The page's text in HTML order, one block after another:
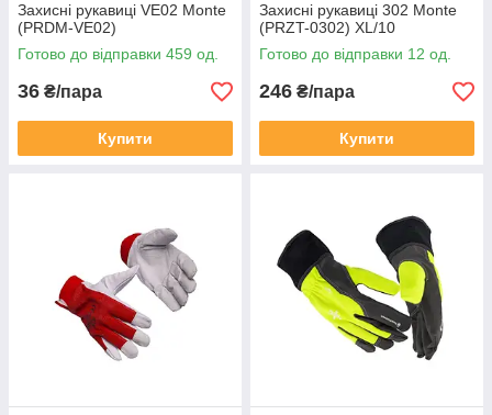
Захисні рукавиці VE02 Monte
(PRDM-VE02)
Готово до відправки 459 од.
36 ₴/пара
Купити
Захисні рукавиці 302 Monte
(PRZT-0302) XL/10
Готово до відправки 12 од.
246 ₴/пара
Купити